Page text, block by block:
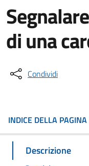
di una
Condividi
INDICE DELLA PAGINA
Descrizione